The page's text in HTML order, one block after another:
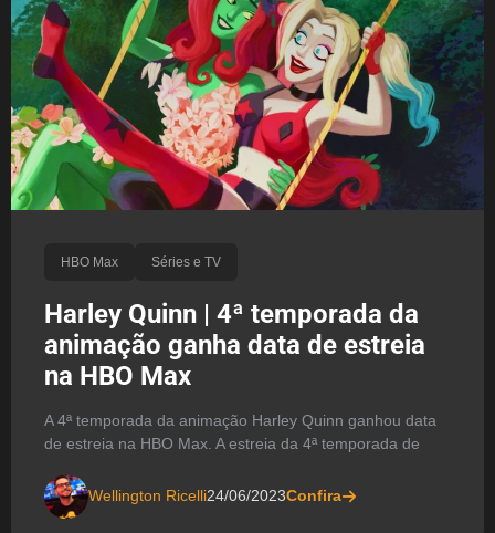
HBO Max Séries e TV
Harley Quinn | 4ª temporada da
animação ganha data de estreia
na HBO Max
A 4ª temporada da animação Harley Quinn ganhou data
de estreia na HBO Max. A estreia da 4ª temporada de
Wellington Ricelli24/06/2023Confira